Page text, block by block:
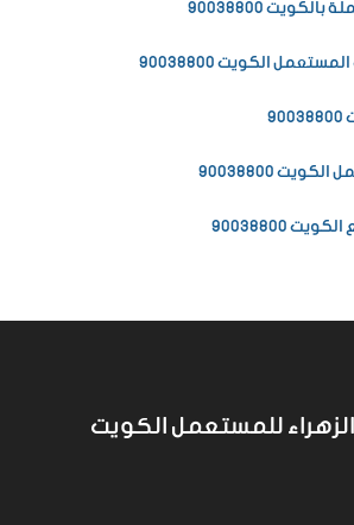
90038800
الكويت 90038800
90038800
90038800
للمستعمل الكويت